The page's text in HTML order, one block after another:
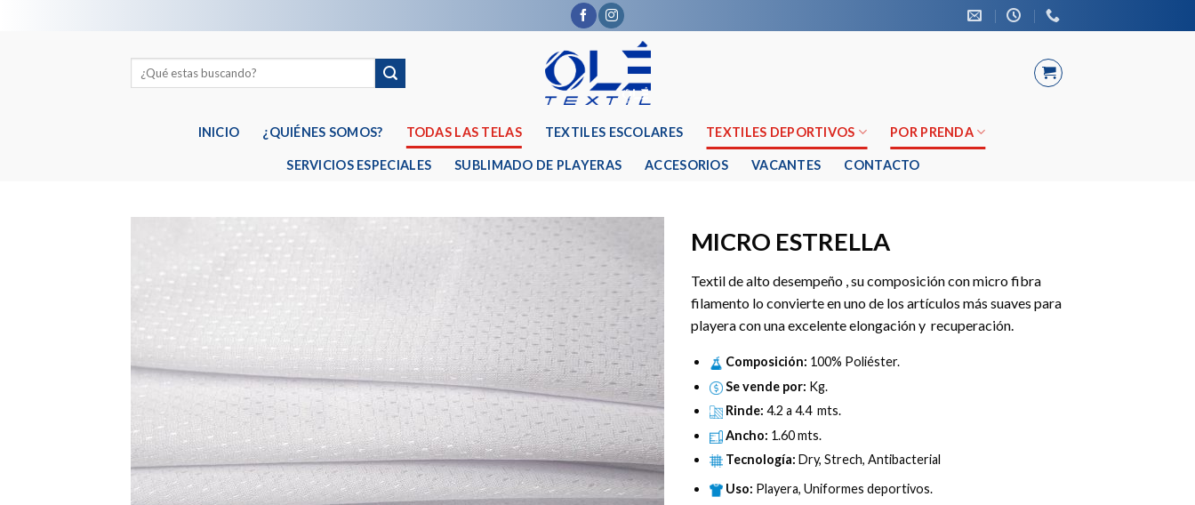
INICIO ¿QUIÉNES SOMOS? TODAS LAS TELAS TEXTILES ESCOLARES TEXTILES DEPORTIVOS POR PRENDA
SERVICIOS ESPECIALES SUBLIMADO DE PLAYERAS ACCESORIOS VACANTES CONTACTO
MICRO ESTRELLA
Textil de alto desempeño , su composición con micro fibra
filamento lo convierte en uno de los artículos más suaves para
playera con una excelente elongación y recuperación.
Composición: 100% Poliéster.
Se vende por: Kg.
Rinde: 4.2 a 4.4 mts.
Ancho: 1.60 mts.
Tecnología: Dry, Strech, Antibacterial
Uso: Playera, Uniformes deportivos.